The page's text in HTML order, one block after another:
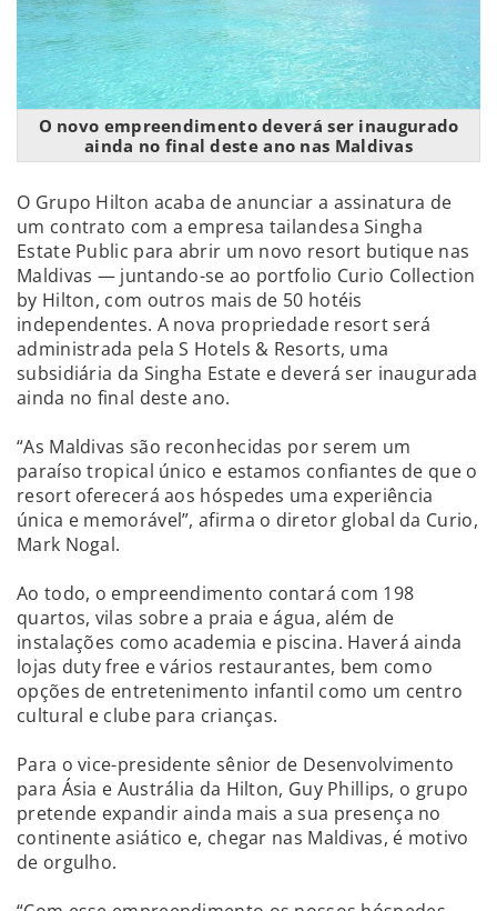
O novo empreendimento deverá ser inaugurado
ainda no final deste ano nas Maldivas
O Grupo Hilton acaba de anunciar a assinatura de
um contrato com a empresa tailandesa Singha
Estate Public para abrir um novo resort butique nas
Maldivas — juntando-se ao portfolio Curio Collection
by Hilton, com outros mais de 50 hotéis
independentes. A nova propriedade resort será
administrada pela S Hotels & Resorts, uma
subsidiária da Singha Estate e deverá ser inaugurada
ainda no final deste ano.
“As Maldivas são reconhecidas por serem um
paraíso tropical único e estamos confiantes de que o
resort oferecerá aos hóspedes uma experiência
única e memorável”, afirma o diretor global da Curio,
Mark Nogal.
Ao todo, o empreendimento contará com 198
quartos, vilas sobre a praia e água, além de
instalações como academia e piscina. Haverá ainda
lojas duty free e vários restaurantes, bem como
opções de entretenimento infantil como um centro
cultural e clube para crianças.
Para o vice-presidente sênior de Desenvolvimento
para Ásia e Austrália da Hilton, Guy Phillips, o grupo
pretende expandir ainda mais a sua presença no
continente asiático e, chegar nas Maldivas, é motivo
de orgulho.